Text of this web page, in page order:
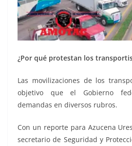
¿Por qué protestan los
Las movilizaciones de los
objetivo que el Gobierno
demandas en diversos rubros.
Con un reporte para Azucena
secretario de Seguridad y